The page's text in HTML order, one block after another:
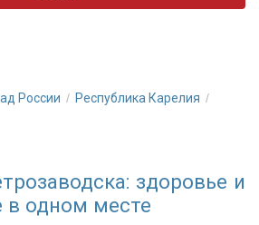
России
Республика Карелия
здоровье и
в одном месте